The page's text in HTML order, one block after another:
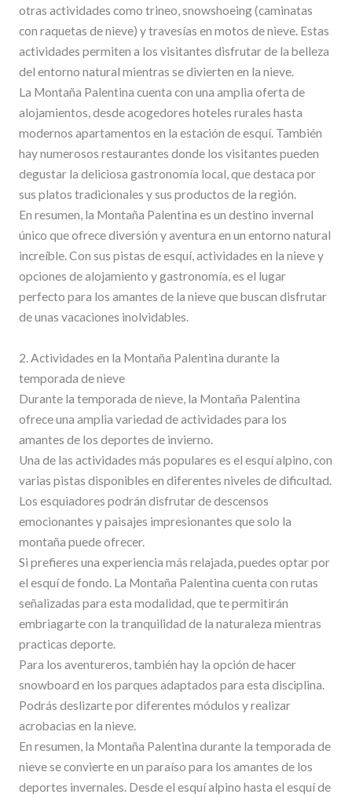
otras actividades como trineo, snowshoeing (caminatas
con raquetas de nieve) y travesías en motos de nieve. Estas
actividades permiten a los visitantes disfrutar de la belleza
del entorno natural mientras se divierten en la nieve.
La Montaña Palentina cuenta con una amplia oferta de
alojamientos, desde acogedores hoteles rurales hasta
modernos apartamentos en la estación de esquí. También
hay numerosos restaurantes donde los visitantes pueden
degustar la deliciosa gastronomía local, que destaca por
sus platos tradicionales y sus productos de la región.
En resumen, la Montaña Palentina es un destino invernal
único que ofrece diversión y aventura en un entorno natural
increíble. Con sus pistas de esquí, actividades en la nieve y
opciones de alojamiento y gastronomía, es el lugar
perfecto para los amantes de la nieve que buscan disfrutar
de unas vacaciones inolvidables.
2. Actividades en la Montaña Palentina durante la
temporada de nieve
Durante la temporada de nieve, la Montaña Palentina
ofrece una amplia variedad de actividades para los
amantes de los deportes de invierno.
Una de las actividades más populares es el esquí alpino, con
varias pistas disponibles en diferentes niveles de dificultad.
Los esquiadores podrán disfrutar de descensos
emocionantes y paisajes impresionantes que solo la
montaña puede ofrecer.
Si prefieres una experiencia más relajada, puedes optar por
el esquí de fondo. La Montaña Palentina cuenta con rutas
señalizadas para esta modalidad, que te permitirán
embriagarte con la tranquilidad de la naturaleza mientras
practicas deporte.
Para los aventureros, también hay la opción de hacer
snowboard en los parques adaptados para esta disciplina.
Podrás deslizarte por diferentes módulos y realizar
acrobacias en la nieve.
En resumen, la Montaña Palentina durante la temporada de
nieve se convierte en un paraíso para los amantes de los
deportes invernales. Desde el esquí alpino hasta el esquí de